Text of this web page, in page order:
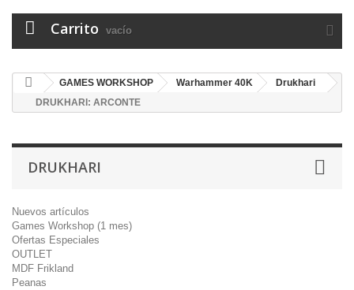
Carrito vacío
GAMES WORKSHOP Warhammer 40K
Drukhari
DRUKHARI: ARCONTE
DRUKHARI
Nuevos artículos
Games Workshop (1 mes)
Ofertas Especiales
OUTLET
MDF Frikland
Peanas